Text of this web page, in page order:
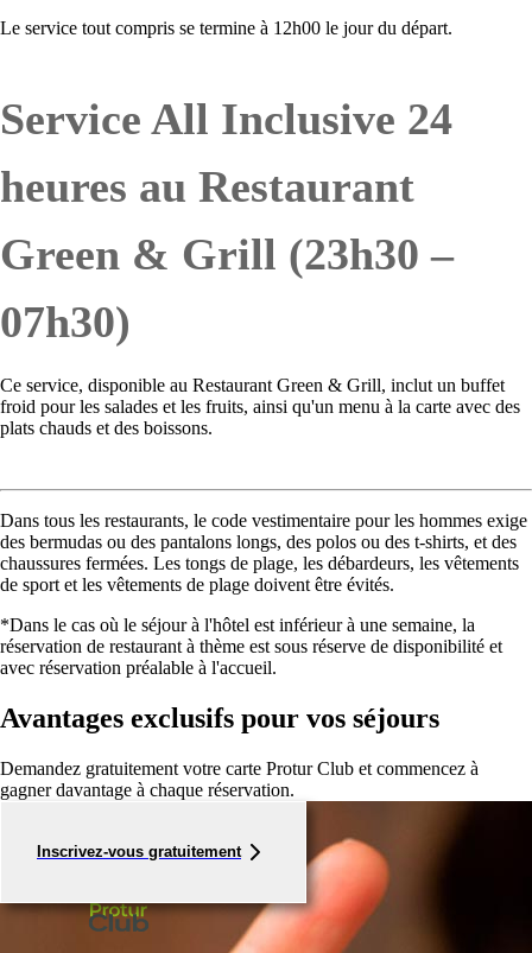
Le service tout compris se termine à 12h00 le jour du départ.
Service All Inclusive 24
heures au Restaurant
Green & Grill (23h30 –
07h30)
Ce service, disponible au Restaurant Green & Grill, inclut un buffet
froid pour les salades et les fruits, ainsi qu'un menu à la carte avec des
plats chauds et des boissons.
Dans tous les restaurants, le code vestimentaire pour les hommes exige
des bermudas ou des pantalons longs, des polos ou des t-shirts, et des
chaussures fermées. Les tongs de plage, les débardeurs, les vêtements
de sport et les vêtements de plage doivent être évités.
*Dans le cas où le séjour à l'hôtel est inférieur à une semaine, la
réservation de restaurant à thème est sous réserve de disponibilité et
avec réservation préalable à l'accueil.
Avantages exclusifs pour vos séjours
Demandez gratuitement votre carte Protur Club et commencez à
gagner davantage à chaque réservation.
Inscrivez-vous gratuitement